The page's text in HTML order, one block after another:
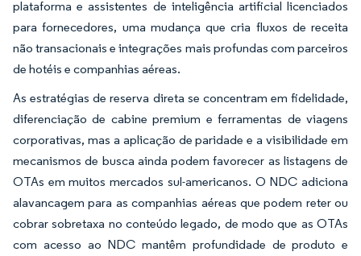
plataforma e assistentes de inteligência artificial licenciados
para fornecedores, uma mudança que cria fluxos de receita
não transacionais e integrações mais profundas com parceiros
de hotéis e companhias aéreas.
As estratégias de reserva direta se concentram em fidelidade,
diferenciação de cabine premium e ferramentas de viagens
corporativas, mas a aplicação de paridade e a visibilidade em
mecanismos de busca ainda podem favorecer as listagens de
OTAs em muitos mercados sul-americanos. O NDC adiciona
alavancagem para as companhias aéreas que podem reter ou
cobrar sobretaxa no conteúdo legado, de modo que as OTAs
com acesso ao NDC mantêm profundidade de produto e